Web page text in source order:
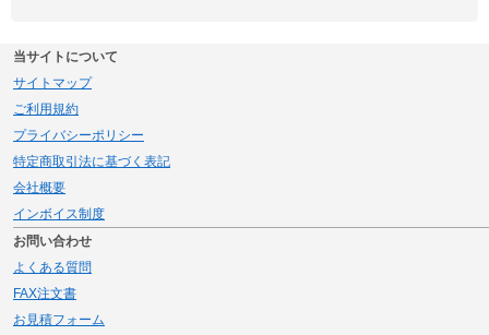
当サイトについて
サイトマップ
ご利用規約
プライバシーポリシー
特定商取引法に基づく表記
会社概要
インボイス制度
お問い合わせ
よくある質問
FAX注文書
お見積フォーム